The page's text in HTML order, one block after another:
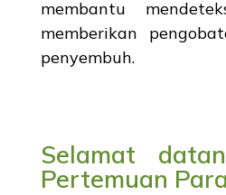
membantu
memberikan
penyembuh.
Selamat
Pertemuan